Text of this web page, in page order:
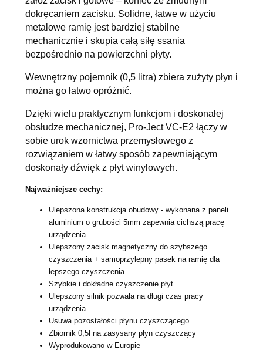
dokręcaniem zacisku. Solidne, łatwe w użyciu
metalowe ramię jest bardziej stabilne
mechanicznie i skupia całą siłę ssania
bezpośrednio na powierzchni płyty.
Wewnętrzny pojemnik (0,5 litra) zbiera zużyty płyn i
można go łatwo opróżnić.
Dzięki wielu praktycznym funkcjom i doskonałej
obsłudze mechanicznej, Pro-Ject VC-E2 łączy w
sobie urok wzornictwa przemysłowego z
rozwiązaniem w łatwy sposób zapewniającym
doskonały dźwięk z płyt winylowych.
Najważniejsze cechy:
Ulepszona konstrukcja obudowy - wykonana z paneli
aluminium o grubości 5mm zapewnia cichszą pracę
urządzenia
Ulepszony zacisk magnetyczny do szybszego
czyszczenia + samoprzylepny pasek na ramię dla
lepszego czyszczenia
Szybkie i dokładne czyszczenie płyt
Ulepszony silnik pozwala na długi czas pracy
urządzenia
Usuwa pozostałości płynu czyszczącego
Zbiornik 0,5l na zasysany płyn czyszczący
Wyprodukowano w Europie